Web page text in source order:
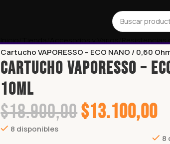
Inicio Tienda Accesorios y Varios Resistencias
Cartucho VAPORESSO – ECO NANO / 0,60
Cartucho VAPORESSO –
10ML
$18.900,00$13.100,00
8 disponibles
8